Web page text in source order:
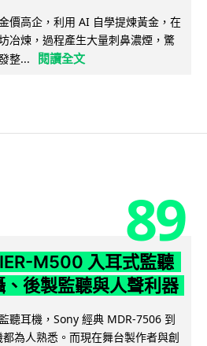
價高企，利用 AI 自學提煉黃金，在
冶煉，過程產生大量刺鼻濃煙，驚
整...
閱讀全文
89
IER-M500 入耳式監聽
後製監聽與人聲利器
聽耳機，Sony 經典 MDR-7506 到
為人熟悉。而現在舞台製作者與創